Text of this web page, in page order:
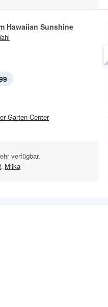
Hawaiian Sunshine
Garten-Center
verfügbar.
, Milka